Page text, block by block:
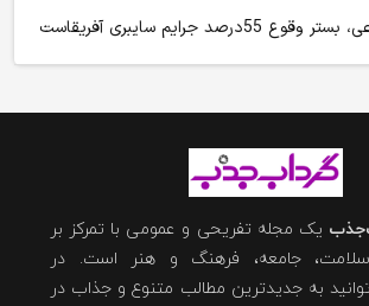
جرایم سایبری آفریقاست
یک مجله تفریحی و عمومی با تمرکز بر
جامعه، فرهنگ و هنر است. در
به جدیدترین مطالب متنوع و جذاب در